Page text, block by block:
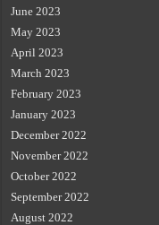
June 2023
May 2023
April 2023
March 2023
February 2023
January 2023
December 2022
November 2022
October 2022
September 2022
August 2022